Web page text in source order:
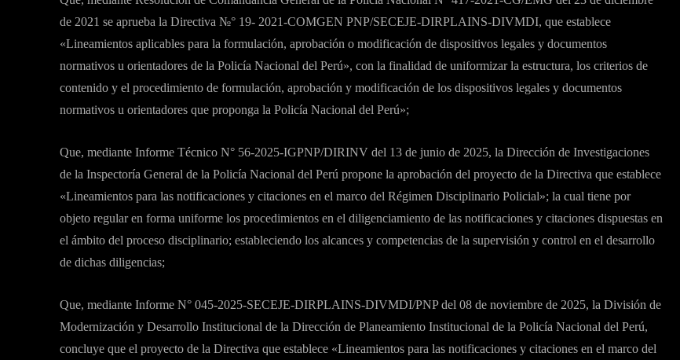
de 2021 se aprueba la Directiva №° 19- 2021-COMGEN PNP/SECEJE-DIRPLAINS-DIVMDI, que establece
«Lineamientos aplicables para la formulación, aprobación o modificación de dispositivos legales y documentos
normativos u orientadores de la Policía Nacional del Perú», con la finalidad de uniformizar la estructura, los criterios de
contenido y el procedimiento de formulación, aprobación y modificación de los dispositivos legales y documentos
normativos u orientadores que proponga la Policía Nacional del Perú»;
Que, mediante Informe Técnico N° 56-2025-IGPNP/DIRINV del 13 de junio de 2025, la Dirección de Investigaciones
de la Inspectoría General de la Policía Nacional del Perú propone la aprobación del proyecto de la Directiva que establece
«Lineamientos para las notificaciones y citaciones en el marco del Régimen Disciplinario Policial»; la cual tiene por
objeto regular en forma uniforme los procedimientos en el diligenciamiento de las notificaciones y citaciones dispuestas en
el ámbito del proceso disciplinario; estableciendo los alcances y competencias de la supervisión y control en el desarrollo
de dichas diligencias;
Que, mediante Informe N° 045-2025-SECEJE-DIRPLAINS-DIVMDI/PNP del 08 de noviembre de 2025, la División de
Modernización y Desarrollo Institucional de la Dirección de Planeamiento Institucional de la Policía Nacional del Perú,
concluye que el proyecto de la Directiva que establece «Lineamientos para las notificaciones y citaciones en el marco del